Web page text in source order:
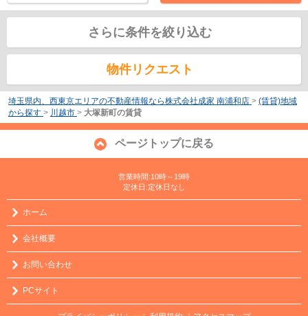
さらに条件を絞り込む
物件リクエスト
埼玉県内、西東京エリアの不動産情報なら株式会社成家 南浦和店 > (賃貸)地域
から探す > 川越市 > 大塚新町の賃貸
ページトップに戻る
営業時間:10時～19時
定休日:定休日なし
ホーム
会社概要
お問い合わせ
PCサイト